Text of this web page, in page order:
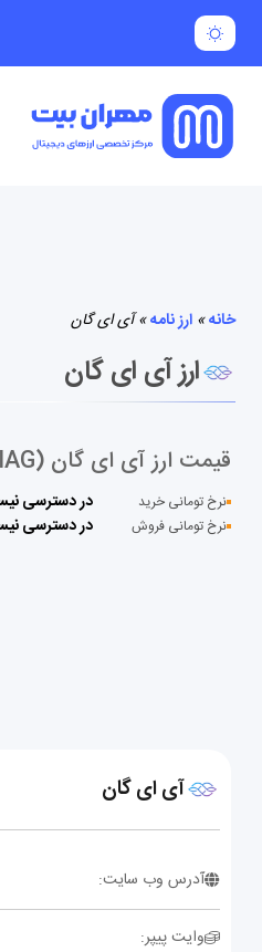
خانه» ارز نامه»آی ای گان
ارز آی ای گان
قیمت ارز آی ای گان (IAG )
نرخ تومانی خرید در دسترسی
نرخ تومانی فروش در دسترسی
آی ای گان
آدرس وب سایت:
وایت پیپر: